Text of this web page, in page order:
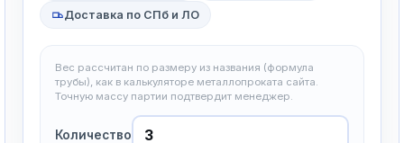
Доставка по СПб и ЛО
Вес рассчитан по размеру из названия (формула
трубы), как в калькуляторе металлопроката сайта.
Точную массу партии подтвердит менеджер.
Количество